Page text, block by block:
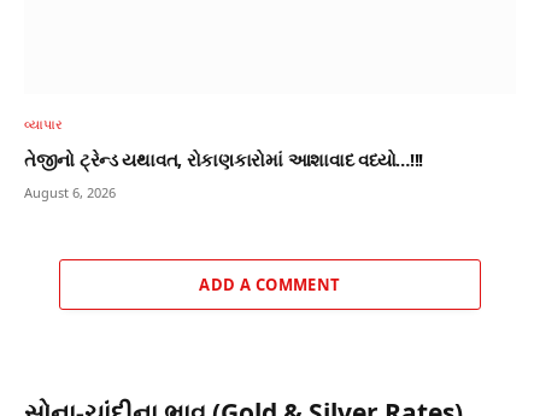
વ્યાપાર
તેજીનો ટ્રેન્ડ યથાવત, રોકાણકારોમાં આશાવાદ વધ્યો…!!!
August 6, 2026
ADD A COMMENT